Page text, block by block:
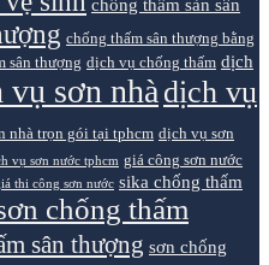
chống thấm sàn sân
chống thấm sân thượng bằng
sân thượng dịch vụ chống thấm dịch
vụ sơn nhà dịch vụ
nhà trọn gói tại tphcm dịch vụ sơn
vụ sơn nước tphcm giá công sơn nước
thi công sơn nước sika chống thấm
chống thấm
sân thượng sơn chống